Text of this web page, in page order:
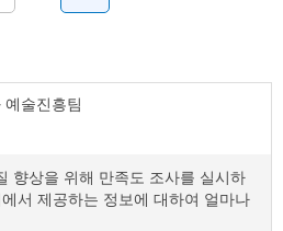
예술진흥팀
향상을 위해 만족도 조사를 실시하
서 제공하는 정보에 대하여 얼마나